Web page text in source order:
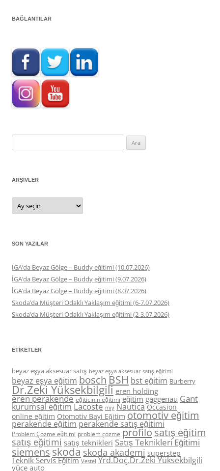
BAĞLANTILAR
ARŞIVLER
Arşivler
SON YAZILAR
İGA’da Beyaz Gölge – Buddy eğitimi (10.07.2026)
İGA’da Beyaz Gölge – Buddy eğitimi (9.07.2026)
İGA’da Beyaz Gölge – Buddy eğitimi (8.07.2026)
Skoda’da Müşteri Odaklı Yaklaşım eğitimi (6-7.07.2026)
Skoda’da Müşteri Odaklı Yaklaşım eğitimi (2-3.07.2026)
ETIKETLER
beyaz eşya aksesuar satış beyaz eşya aksesuar satış eğitimi
beyaz eşya eğitim bosch BSH bst eğitim Burberry
Dr.Zeki Yüksekbilgili eren holding
eren perakende eğiticinin eğitimi eğitim gaggenau Gant
kurumsal eğitim Lacoste miy Nautica Occasion
online eğitim Otomotiv Bayi Eğitim otomotiv eğitim
perakende eğitim perakende satış eğitimi
Problem Çözme eğitimi problem çözme profilosatış eğitim
satış eğitimi satış teknikleri Satış Teknikleri Eğitimi
siemens skoda skoda akademi superstep
Teknik Servis Eğitim Vestel Yrd.Doç.Dr.Zeki Yüksekbilgili
yüce auto